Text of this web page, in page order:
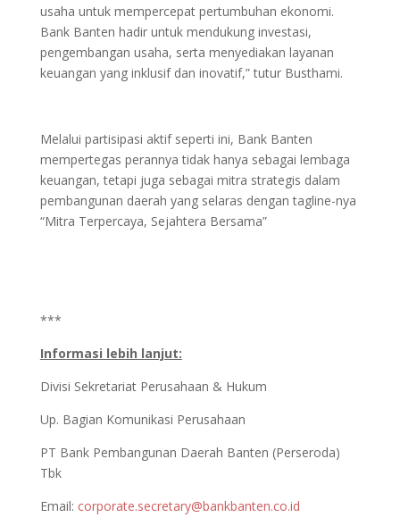
usaha untuk mempercepat pertumbuhan ekonomi.
Bank Banten hadir untuk mendukung investasi,
pengembangan usaha, serta menyediakan layanan
keuangan yang inklusif dan inovatif,” tutur Busthami.
Melalui partisipasi aktif seperti ini, Bank Banten
mempertegas perannya tidak hanya sebagai lembaga
keuangan, tetapi juga sebagai mitra strategis dalam
pembangunan daerah yang selaras dengan tagline-nya
“Mitra Terpercaya, Sejahtera Bersama”
***
Informasi lebih lanjut:
Divisi Sekretariat Perusahaan & Hukum
Up. Bagian Komunikasi Perusahaan
PT Bank Pembangunan Daerah Banten (Perseroda)
Tbk
Email: corporate.secretary@bankbanten.co.id